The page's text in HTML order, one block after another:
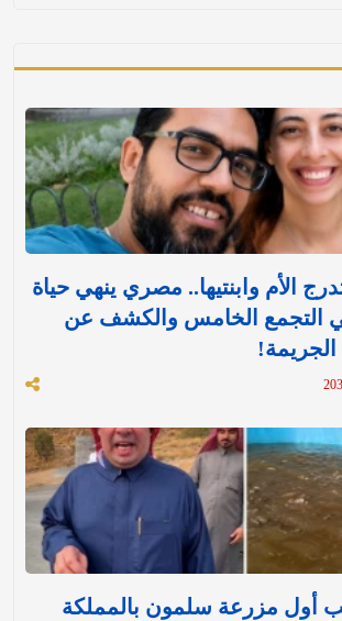
الأم وابنتيها.. مصري ينهي حياة
التجمع الخامس والكشف عن
الجريمة!
أول مزرعة سلمون بالمملكة